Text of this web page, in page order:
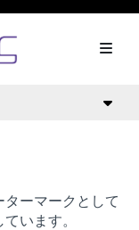
ーマークとして
います。